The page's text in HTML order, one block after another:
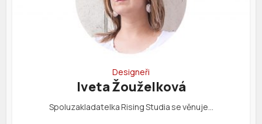
Designeři
Iveta Žouželková
Spoluzakladatelka Rising Studia se věnuje…